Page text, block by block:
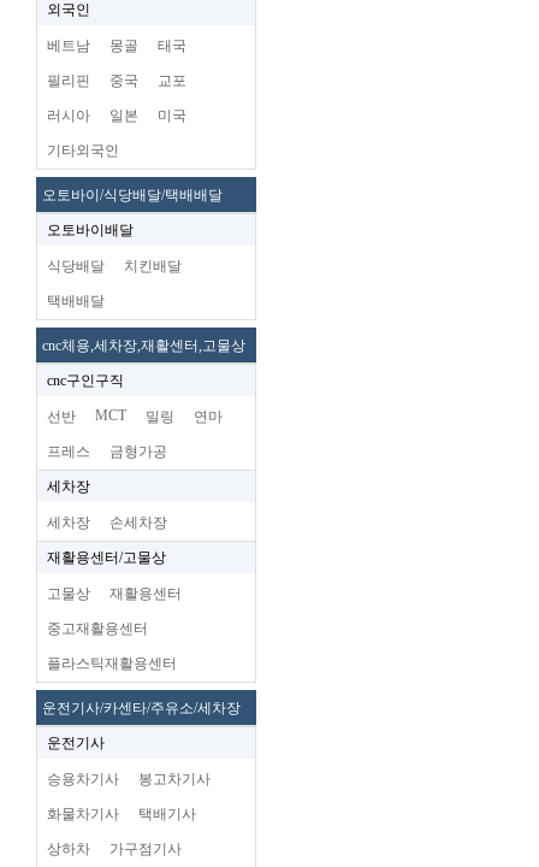
외국인
베트남 몽골 태국
필리핀 중국 교포
러시아 일본 미국
기타외국인
오토바이/식당배달/택배배달
오토바이배달
식당배달 치킨배달
택배배달
cnc체용,세차장,재활센터,고물상
cnc구인구직
선반 MCT 밀링 연마
프레스 금형가공
세차장
세차장 손세차장
재활용센터/고물상
고물상 재활용센터
중고재활용센터
플라스틱재활용센터
운전기사/카센타/주유소/세차장
운전기사
승용차기사 봉고차기사
화물차기사 택배기사
상하차 가구점기사